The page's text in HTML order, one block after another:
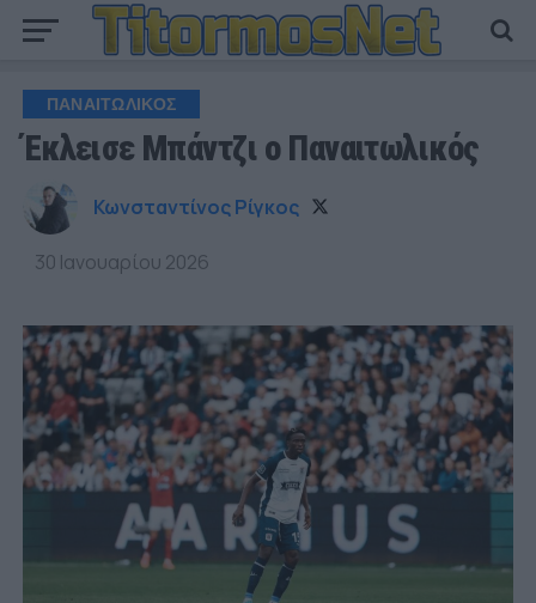
ΠΑΝΑΙΤΩΛΙΚΟΣ
Έκλεισε Μπάντζι ο Παναιτωλικός
Κωνσταντίνος Ρίγκος
30 Ιανουαρίου 2026